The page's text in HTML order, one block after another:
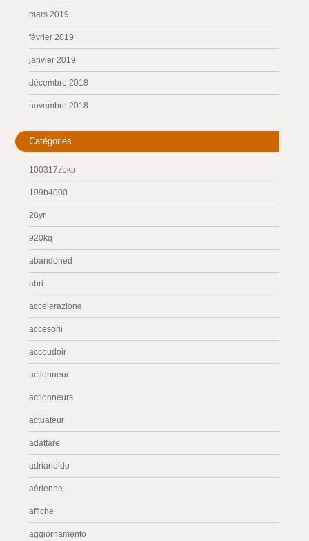
mars 2019
février 2019
janvier 2019
décembre 2018
novembre 2018
Catégories
100317zbkp
199b4000
28yr
920kg
abandoned
abri
accelerazione
accesorii
accoudoir
actionneur
actionneurs
actuateur
adattare
adrianoldo
aérienne
affiche
aggiornamento